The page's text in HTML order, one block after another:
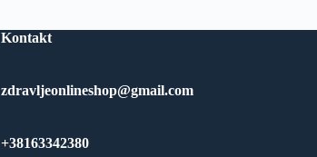
Kontakt
zdravljeonlineshop@gmail.com
+38163342380